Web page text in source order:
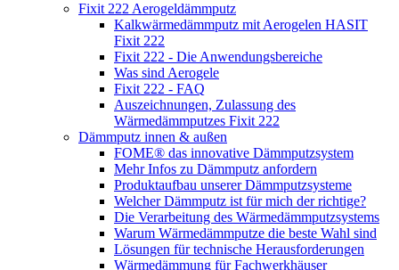
Fixit 222 Aerogeldämmputz
Kalkwärmedämmputz mit Aerogelen HASIT
Fixit 222
Fixit 222 - Die Anwendungsbereiche
Was sind Aerogele
Fixit 222 - FAQ
Auszeichnungen, Zulassung des
Wärmedämmputzes Fixit 222
Dämmputz innen & außen
FOME® das innovative Dämmputzsystem
Mehr Infos zu Dämmputz anfordern
Produktaufbau unserer Dämmputzsysteme
Welcher Dämmputz ist für mich der richtige?
Die Verarbeitung des Wärmedämmputzsystems
Warum Wärmedämmputze die beste Wahl sind
Lösungen für technische Herausforderungen
Wärmedämmung für Fachwerkhäuser